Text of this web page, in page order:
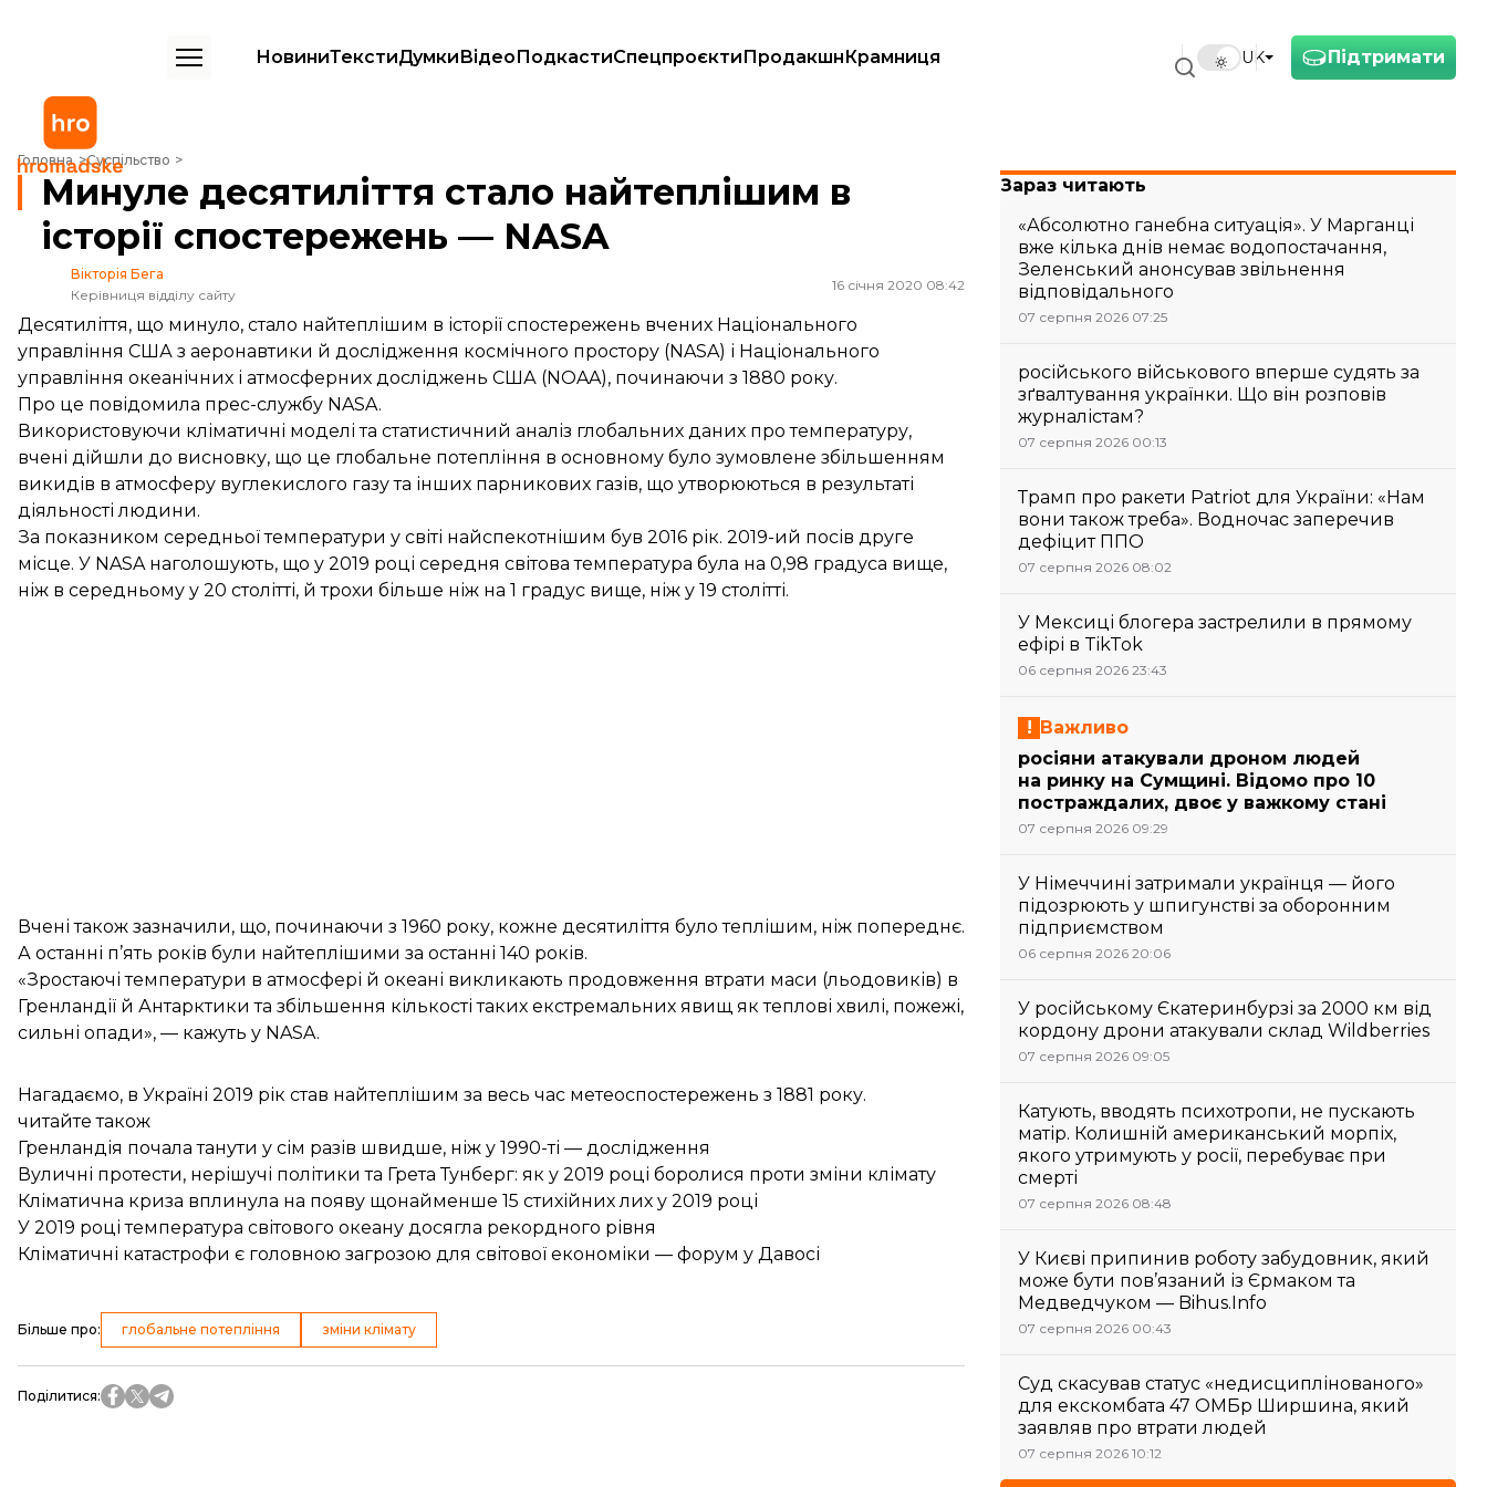
Підтримати
UK
НовиниТекстиДумкиВідеоПодкастиСпецпроєктиПродакшнКрамниця
Головна Суспільство
Минуле десятиліття стало найтеплішим в історії спостережень — NASA
Минуле десятиліття стало найтеплішим в
історії спостережень — NASA
Вікторія Бега
Керівниця відділу сайту
16 січня 2020 08:42
Десятиліття, що минуло, стало найтеплішим в історії спостережень вчених Національного
управління США з аеронавтики й дослідження космічного простору (NASA) і Національного
управління океанічних і атмосферних досліджень США (NOAA), починаючи з 1880 року.
Про це повідомила прес-службу NASA.
Використовуючи кліматичні моделі та статистичний аналіз глобальних даних про температуру,
вчені дійшли до висновку, що це глобальне потепління в основному було зумовлене збільшенням
викидів в атмосферу вуглекислого газу та інших парникових газів, що утворюються в результаті
діяльності людини.
За показником середньої температури у світі найспекотнішим був 2016 рік. 2019-ий посів друге
місце. У NASA наголошують, що у 2019 році середня світова температура була на 0,98 градуса вище,
ніж в середньому у 20 столітті, й трохи більше ніж на 1 градус вище, ніж у 19 столітті.
Вчені також зазначили, що, починаючи з 1960 року, кожне десятиліття було теплішим, ніж попереднє.
А останні п’ять років були найтеплішими за останні 140 років.
«Зростаючі температури в атмосфері й океані викликають продовження втрати маси (льодовиків) в
Гренландії й Антарктики та збільшення кількості таких екстремальних явищ як теплові хвилі, пожежі,
сильні опади», — кажуть у NASA.
Нагадаємо, в Україні 2019 рік став найтеплішим за весь час метеоспостережень з 1881 року.
читайте також
Гренландія почала танути у сім разів швидше, ніж у 1990-ті — дослідження
Вуличні протести, нерішучі політики та Грета Тунберг: як у 2019 році боролися проти зміни клімату
Кліматична криза вплинула на появу щонайменше 15 стихійних лих у 2019 році
У 2019 році температура світового океану досягла рекордного рівня
Кліматичні катастрофи є головною загрозою для світової економіки — форум у Давосі
Більше про: глобальне потепління зміни клімату
Поділитися:
Зараз читають
«Абсолютно ганебна ситуація». У Марганці
вже кілька днів немає водопостачання,
Зеленський анонсував звільнення
відповідального
07 серпня 2026 07:25
російського військового вперше судять за
зґвалтування українки. Що він розповів
журналістам?
07 серпня 2026 00:13
Трамп про ракети Patriot для України: «Нам
вони також треба». Водночас заперечив
дефіцит ППО
07 серпня 2026 08:02
У Мексиці блогера застрелили в прямому
ефірі в TikTok
06 серпня 2026 23:43
Важливо
росіяни атакували дроном людей
на ринку на Сумщині. Відомо про 10
постраждалих, двоє у важкому стані
07 серпня 2026 09:29
У Німеччині затримали українця — його
підозрюють у шпигунстві за оборонним
підприємством
06 серпня 2026 20:06
У російському Єкатеринбурзі за 2000 км від
кордону дрони атакували склад Wildberries
07 серпня 2026 09:05
Катують, вводять психотропи, не пускають
матір. Колишній американський морпіх,
якого утримують у росії, перебуває при
смерті
07 серпня 2026 08:48
У Києві припинив роботу забудовник, який
може бути пов’язаний із Єрмаком та
Медведчуком — Bihus.Info
07 серпня 2026 00:43
Суд скасував статус «недисциплінованого»
для екскомбата 47 ОМБр Ширшина, який
заявляв про втрати людей
07 серпня 2026 10:12